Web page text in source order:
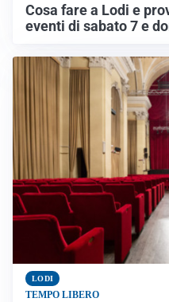
Cosa fare a Lodi e
eventi di sabato 7 e
LODI
TEMPO LIBERO